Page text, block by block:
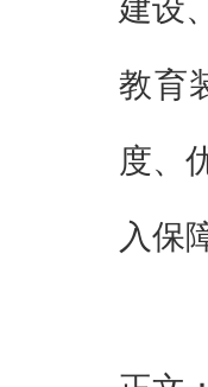
建设
教育
度、
入保